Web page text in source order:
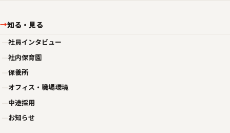
→知る・見る
社員インタビュー
社内保育園
保養所
オフィス・職場環境
中途採用
お知らせ